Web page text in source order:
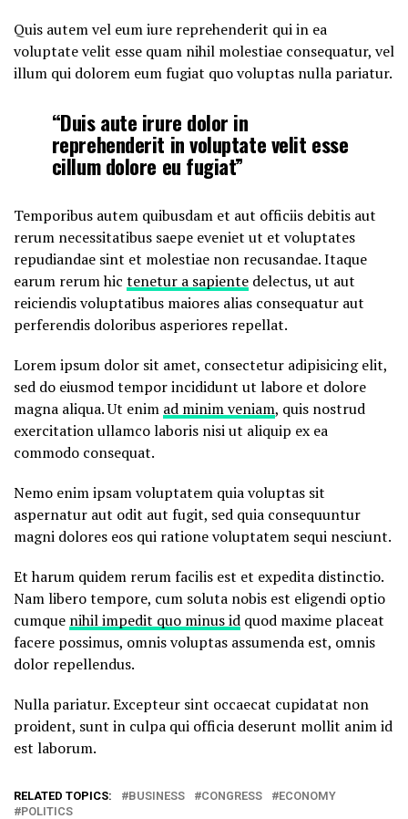
Quis autem vel eum iure reprehenderit qui in ea
voluptate velit esse quam nihil molestiae consequatur, vel
illum qui dolorem eum fugiat quo voluptas nulla pariatur.
“Duis aute irure dolor in
reprehenderit in voluptate velit esse
cillum dolore eu fugiat”
Temporibus autem quibusdam et aut officiis debitis aut
rerum necessitatibus saepe eveniet ut et voluptates
repudiandae sint et molestiae non recusandae. Itaque
earum rerum hic tenetur a sapiente delectus, ut aut
reiciendis voluptatibus maiores alias consequatur aut
perferendis doloribus asperiores repellat.
Lorem ipsum dolor sit amet, consectetur adipisicing elit,
sed do eiusmod tempor incididunt ut labore et dolore
magna aliqua. Ut enim ad minim veniam, quis nostrud
exercitation ullamco laboris nisi ut aliquip ex ea
commodo consequat.
Nemo enim ipsam voluptatem quia voluptas sit
aspernatur aut odit aut fugit, sed quia consequuntur
magni dolores eos qui ratione voluptatem sequi nesciunt.
Et harum quidem rerum facilis est et expedita distinctio.
Nam libero tempore, cum soluta nobis est eligendi optio
cumque nihil impedit quo minus id quod maxime placeat
facere possimus, omnis voluptas assumenda est, omnis
dolor repellendus.
Nulla pariatur. Excepteur sint occaecat cupidatat non
proident, sunt in culpa qui officia deserunt mollit anim id
est laborum.
RELATED TOPICS: BUSINESS CONGRESS
ECONOMY
POLITICS